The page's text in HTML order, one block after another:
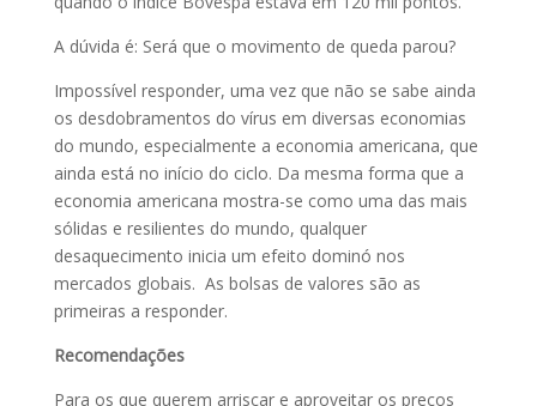
A dúvida é: Será que o movimento de queda parou?
Impossível responder, uma vez que não se sabe ainda
os desdobramentos do vírus em diversas economias
do mundo, especialmente a economia americana, que
ainda está no início do ciclo. Da mesma forma que a
economia americana mostra-se como uma das mais
sólidas e resilientes do mundo, qualquer
desaquecimento inicia um efeito dominó nos
mercados globais. As bolsas de valores são as
primeiras a responder.
Recomendações
Para os que querem arriscar e aproveitar os preços